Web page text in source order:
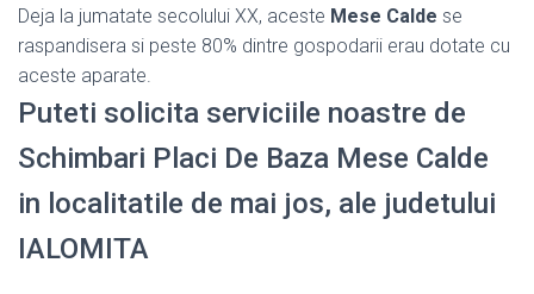
Deja la jumatate secolului XX, aceste Mese Calde se
raspandisera si peste 80% dintre gospodarii erau dotate cu
aceste aparate.
Puteti solicita serviciile noastre de
Schimbari Placi De Baza Mese Calde
in localitatile de mai jos, ale judetului
IALOMITA